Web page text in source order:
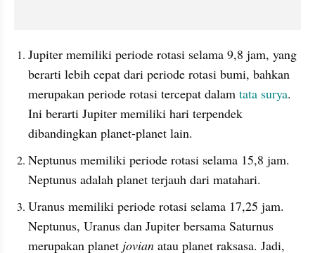
Jupiter memiliki periode rotasi selama 9,8 jam, yang
berarti lebih cepat dari periode rotasi bumi, bahkan
merupakan periode rotasi tercepat dalam tata surya.
Ini berarti Jupiter memiliki hari terpendek
dibandingkan planet-planet lain.
Neptunus memiliki periode rotasi selama 15,8 jam.
Neptunus adalah planet terjauh dari matahari.
Uranus memiliki periode rotasi selama 17,25 jam.
Neptunus, Uranus dan Jupiter bersama Saturnus
merupakan planet jovian atau planet raksasa. Jadi,